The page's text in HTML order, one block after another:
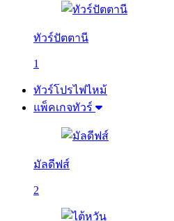
ทัวร์ปัตตานี
1
ทัวร์โปรไฟไหม้
แพ็คเกจทัวร์
มัลดีฟส์
2